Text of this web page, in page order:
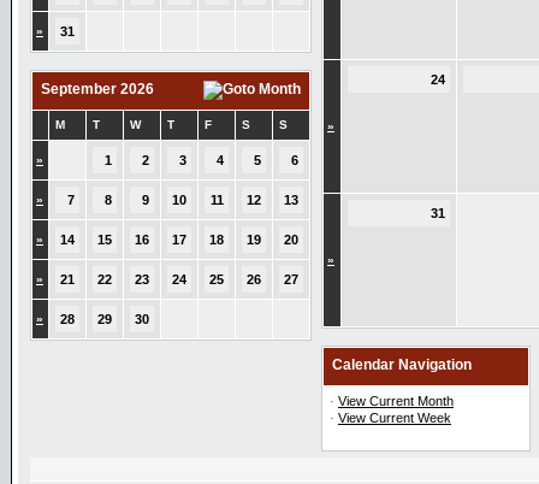
» 31
September 2026
M T W T F S S
» 1 2 3 4 5 6
» 7 8 9 10 11 12 13
» 14 15 16 17 18 19 20
» 21 22 23 24 25 26 27
» 28 29 30
»
24
»
31
Calendar Navigation
· View Current Month
· View Current Week